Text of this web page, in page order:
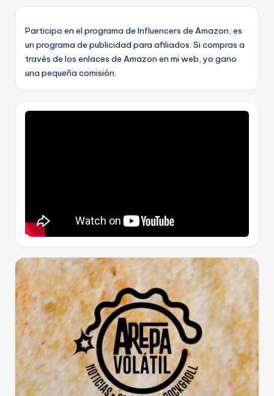
Participo en el programa de Influencers de Amazon, es
un programa de publicidad para afiliados. Si compras a
través de los enlaces de Amazon en mi web, yo gano
una pequeña comisión.